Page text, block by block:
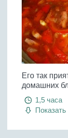
Его так
домашних
1,5 часа